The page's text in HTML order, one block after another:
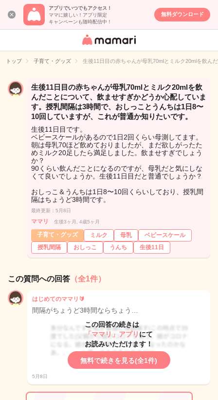
アプリでいつでもアクセス！
ママに嬉しい！アプリ限定
キャンペーンも随時配信中！
無料ダウンロード
女性専用匿名QA
イト
トップ 子育て・グッズ 生後11日目の赤ちゃんが母乳70mlとミルク20mlを飲ん
生後11日目の赤ちゃんが母乳70mlとミルク20mlを飲
んだことについて、飲ませすぎかどうか心配していま
す。授乳間隔は3時間で、おしっことうんちは1日8〜
10回していますが、これが普通か知りたいです。
生後11日目です。
ベビースケールがあるので1日2回くらい母測してます。
朝は母乳70ほど飲めておりましたが、まだ欲しがったた
めミルク20足したら満足しました。飲ませすぎでしょう
か？
90くらい飲んだことになるのですが、母乳だと気にしな
くて良いでしょうか。生後11日目だと普通でしょうか？
おしっこ＆うんちは1日8〜10回くらいしており、授乳間
隔はちょうど3時間です。
最終更新：5月8日
ママリ 生後3ヶ月, 4歳5ヶ月
子育て・グッズ ミルク 母乳
ベビースケール
授乳間隔
おしっこ うんち 生後11日
この質問への回答 （全1件）
はじめてのママリ🔰
間隔がちょうど3時間ならちょう…
この回答の続きは
「ママリ」アプリ にて
お読みいただけます！
無料で続きを見る(全1件)
5月8日